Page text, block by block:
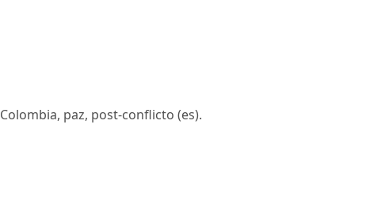
paz, post-conflicto (es).